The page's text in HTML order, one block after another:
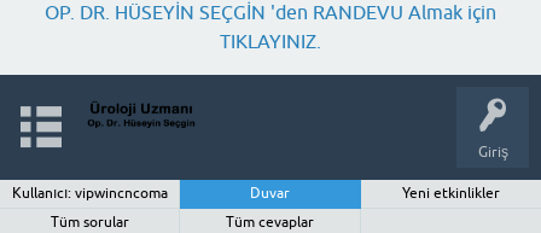
OP. DR. HÜSEYİN SEÇGİN 'den RANDEVU Almak için
TIKLAYINIZ.
Giriş
Kullanıcı: vipwincncoma Duvar
Yeni etkinlikler
Tüm sorular
Tüm cevaplar